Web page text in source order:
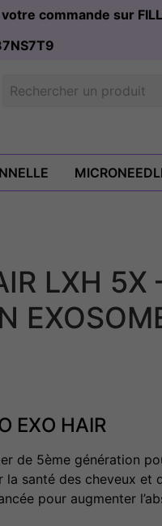
commande sur
LXH 5X
EXO HAIR
de 5ème génération
santé des cheveux et
pour augmenter